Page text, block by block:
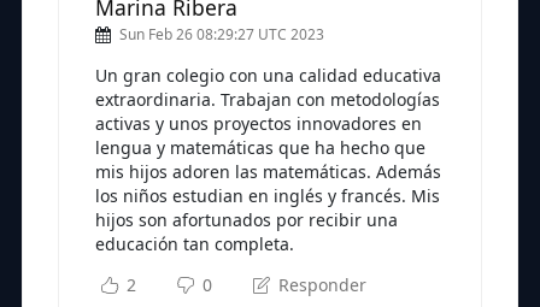
Marina Ribera
Sun Feb 26 08:29:27 UTC 2023
Un gran colegio con una calidad educativa
extraordinaria. Trabajan con metodologías
activas y unos proyectos innovadores en
lengua y matemáticas que ha hecho que
mis hijos adoren las matemáticas. Además
los niños estudian en inglés y francés. Mis
hijos son afortunados por recibir una
educación tan completa.
2
0 Responder